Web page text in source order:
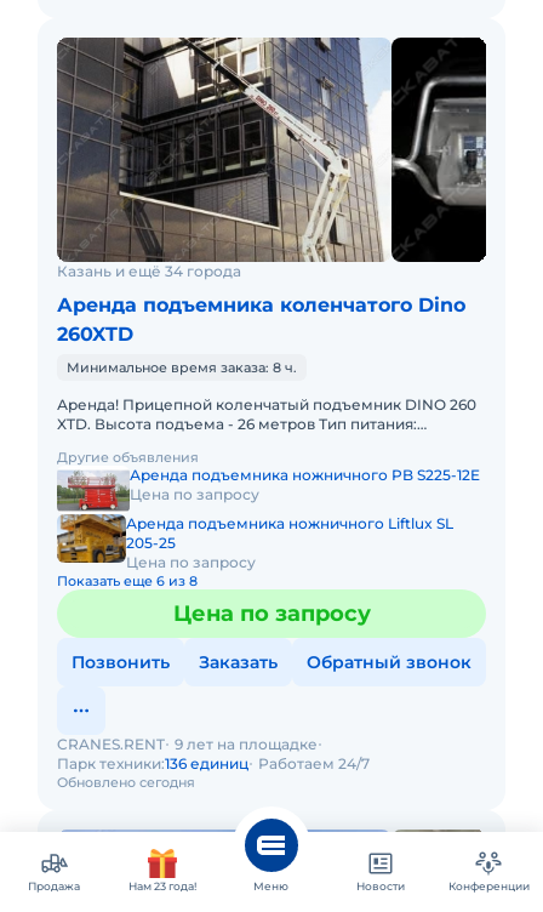
Казань и ещё 34 города
Аренда подъемника коленчатого Dino
260XTD
Минимальное время заказа: 8 ч.
Аренда! Прицепной коленчатый подъемник DINO 260
XTD. Высота подъема - 26 метров Тип питания:
в отличном
Другие объявления
Аренда подъемника ножничного PB S225-12E
Цена по запросу
Аренда подъемника ножничного Liftlux SL
205-25
Цена по запросу
Показать еще 6 из 8
Цена по запросу
Позвонить Заказать Обратный звонок
Обновлено сегодня
CRANES.RENT 9 лет на площадке
Парк техники:136 единиц Работаем 24/7
Продажа Нам 23 года! Меню Новости Конференции